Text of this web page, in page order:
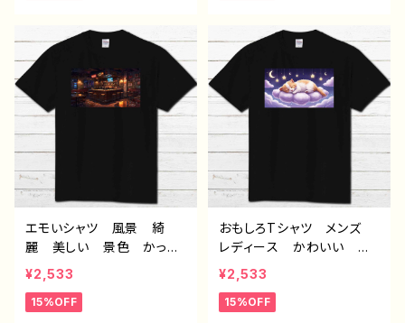
ーター 絵師 クリエイタ
ー オリジナル デザイ
ン コラボ グッズ 長袖
Tシャツ ロングTシャツ
タイトル：健康な幽霊（ホワ
イラストレーター 絵師
デザイン コラボ オリジ
ナル デザイン グッズ
半袖シャツ ノンブランド
J1-9
エモいシャツ 風景 綺
麗 美しい 景色 かっこ
いい メンズ レディー
ス おしゃれ プリント黒T
シャツ 個性的 おすす
¥2,533
15%OFF
おもしろTシャツ メンズ
レディース かわいい お
しゃれ 動物 イラスト
猫 ねこ 個性的 おすす
め 人気 イラストレータ
¥2,533
15%OFF